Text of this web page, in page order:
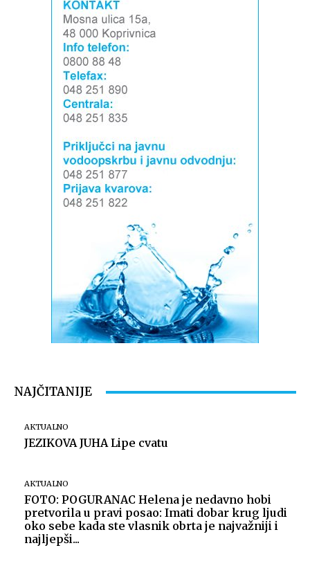
NAJČITANIJE
AKTUALNO
JEZIKOVA JUHA Lipe cvatu
AKTUALNO
FOTO: POGURANAC Helena je nedavno hobi
pretvorila u pravi posao: Imati dobar krug ljudi
oko sebe kada ste vlasnik obrta je najvažniji i
najljepši...